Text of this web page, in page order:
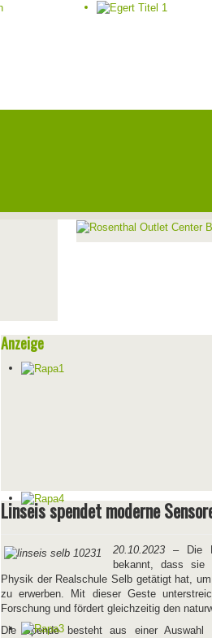
Anzeige
Linseis spendet moderne
20.10.2023– Die
bekannt, dass sie
Physik der Realschule Selb getätigt hat,
zu erwerben. Mit dieser Geste
Forschung und fördert gleichzeitig den
Die Spende besteht aus einer Auswahl